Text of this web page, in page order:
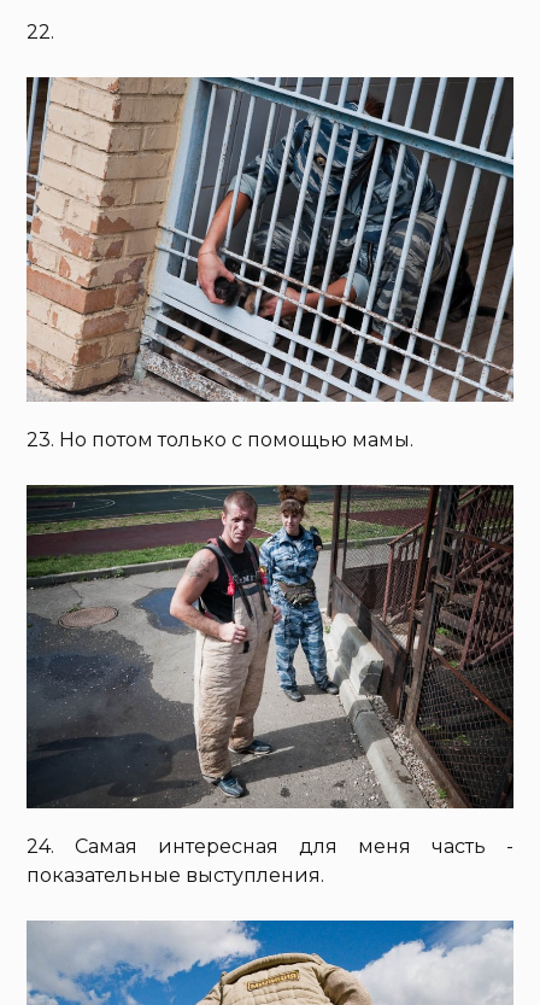
22.
23. Но потом только с помощью мамы.
24. Самая интересная для меня часть -
показательные выступления.